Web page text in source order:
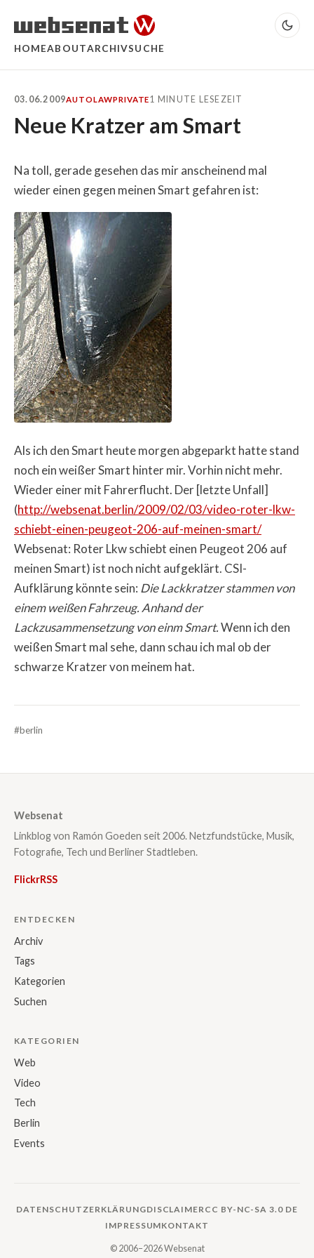
HOMEABOUTARCHIVSUCHE
03.06.2009AUTOLAWPRIVATE1 MINUTE LESEZEIT
Neue Kratzer am Smart
Na toll, gerade gesehen das mir anscheinend mal
wieder einen gegen meinen Smart gefahren ist:
Als ich den Smart heute morgen abgeparkt hatte stand
noch ein weißer Smart hinter mir. Vorhin nicht mehr.
Wieder einer mit Fahrerflucht. Der [letzte Unfall]
(http://websenat.berlin/2009/02/03/video-roter-lkw-
schiebt-einen-peugeot-206-auf-meinen-smart/
Websenat: Roter Lkw schiebt einen Peugeot 206 auf
meinen Smart) ist noch nicht aufgeklärt. CSI-
Aufklärung könnte sein: Die Lackkratzer stammen von
einem weißen Fahrzeug. Anhand der
Lackzusammensetzung von einm Smart.Wenn ich den
weißen Smart mal sehe, dann schau ich mal ob der
schwarze Kratzer von meinem hat.
#berlin
Websenat
Linkblog von Ramón Goeden seit 2006. Netzfundstücke, Musik,
Fotografie, Tech und Berliner Stadtleben.
FlickrRSS
ENTDECKEN
Archiv
Tags
Kategorien
Suchen
KATEGORIEN
Web
Video
Tech
Berlin
Events
DATENSCHUTZERKLÄRUNGDISCLAIMERCC BY-NC-SA 3.0 DE
IMPRESSUMKONTAKT
© 2006–2026 Websenat